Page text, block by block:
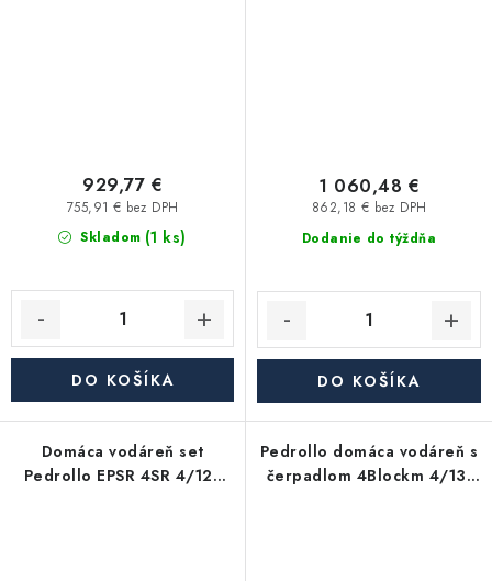
Skladom (1 ks)
755,91 € bez DPH
929,77 €
DO KOŠÍKA
Dodanie do týždňa
862,18 € bez DPH
1 060,48 €
DO KOŠÍKA
Domáca vodáreň set
Pedrollo EPSR 4SR 4/12F
Pedrollo domáca vodáreň s
čerpadlom 4Blockm 4/13,